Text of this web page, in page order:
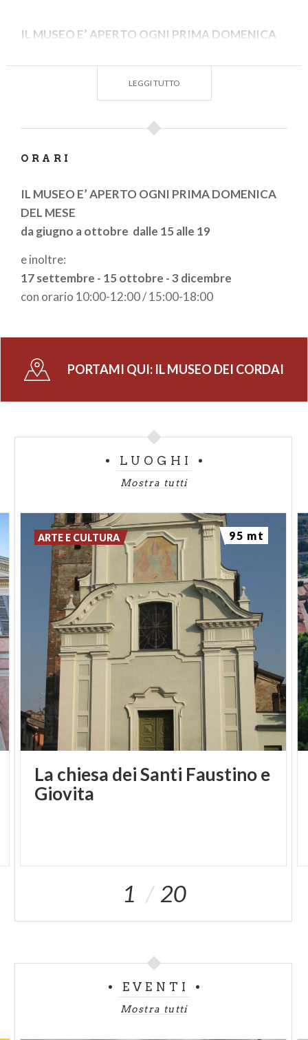
IL MUSEO E’ APERTO OGNI PRIMA DOMENICA
da giugno a ottobre dalle 15 alle 19
17 settembre - 15 ottobre - 3 dicembre
con orario 10:00-12:00 / 15:00-18:00
INGRESSO MUSEO 2 €
CONTATTI
Biblioteca di Scandolara Ravara: 347 7802091
Comune di Scandolara Ravara: 0375 95101
LEGGI TUTTO
ORARI
IL MUSEO E’ APERTO OGNI PRIMA DOMENICA
DEL MESE
da giugno a ottobre dalle 15 alle 19
e inoltre:
17 settembre - 15 ottobre - 3 dicembre
con orario 10:00-12:00 / 15:00-18:00
PORTAMI QUI: IL MUSEO DEI CORDAI
LUOGHI
Mostra tutti
La chiesa dei Santi Faustino e
Giovita
ARTE E CULTURA 95 mt
1 20
EVENTI
Mostra tutti